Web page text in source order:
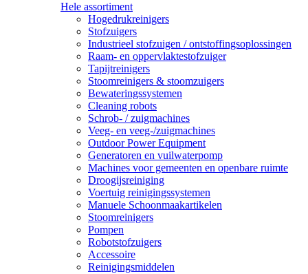
Hele assortiment
Hogedrukreinigers
Stofzuigers
Industrieel stofzuigen / ontstoffingsoplossingen
Raam- en oppervlaktestofzuiger
Tapijtreinigers
Stoomreinigers & stoomzuigers
Bewateringssystemen
Cleaning robots
Schrob- / zuigmachines
Veeg- en veeg-/zuigmachines
Outdoor Power Equipment
Generatoren en vuilwaterpomp
Machines voor gemeenten en openbare ruimte
Droogijsreiniging
Voertuig reinigingssystemen
Manuele Schoonmaakartikelen
Stoomreinigers
Pompen
Robotstofzuigers
Accessoire
Reinigingsmiddelen